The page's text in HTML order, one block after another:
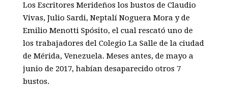
Los Escritores Merideños los bustos de Claudio
Vivas, Julio Sardi, Neptalí Noguera Mora y de
Emilio Menotti Spósito, el cual rescató uno de
los trabajadores del Colegio La Salle de la ciudad
de Mérida, Venezuela. Meses antes, de mayo a
junio de 2017, habían desaparecido otros 7
bustos.